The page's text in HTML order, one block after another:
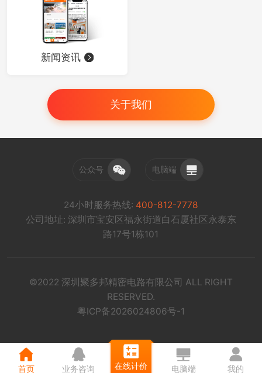
新闻资讯
关于我们
公众号 电脑端
24小时服务热线: 400-812-7778
公司地址: 深圳市宝安区福永街道白石厦社区永泰东
路17号1栋101
©2022 深圳聚多邦精密电路有限公司 ALL RIGHT
RESERVED.
粤ICP备2026024806号-1
首页 业务咨询 在线计价 电脑端 我的